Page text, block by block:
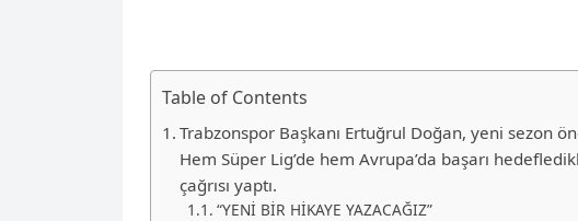
Table of Contents
Trabzonspor Başkanı Ertuğrul Doğan, yeni sezon
Hem Süper Lig’de hem Avrupa’da başarı
çağrısı yaptı.
“YENİ BİR HİKAYE YAZACAĞIZ”